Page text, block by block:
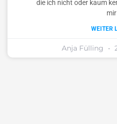
die ich nicht oder kaum
mir
WEITER
Anja Fülling